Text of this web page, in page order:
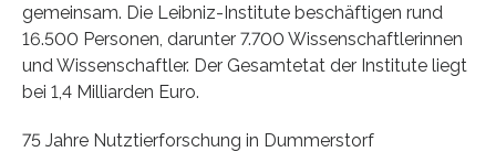
gemeinsam. Die Leibniz-Institute beschäftigen rund
16.500 Personen, darunter 7.700 Wissenschaftlerinnen
und Wissenschaftler. Der Gesamtetat der Institute liegt
bei 1,4 Milliarden Euro.
75 Jahre Nutztierforschung in Dummerstorf